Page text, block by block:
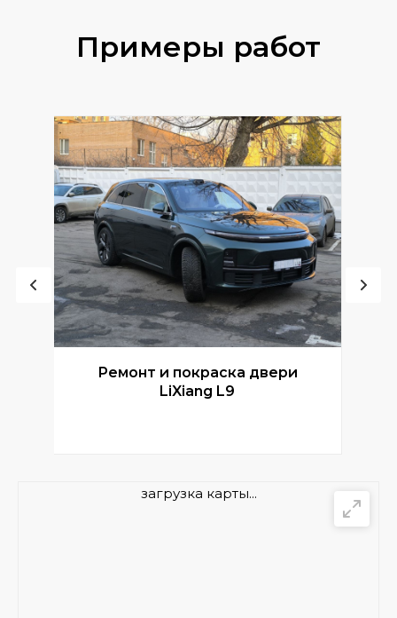
Примеры работ
Ремонт и покраска двери
LiXiang L9
загрузка карты...